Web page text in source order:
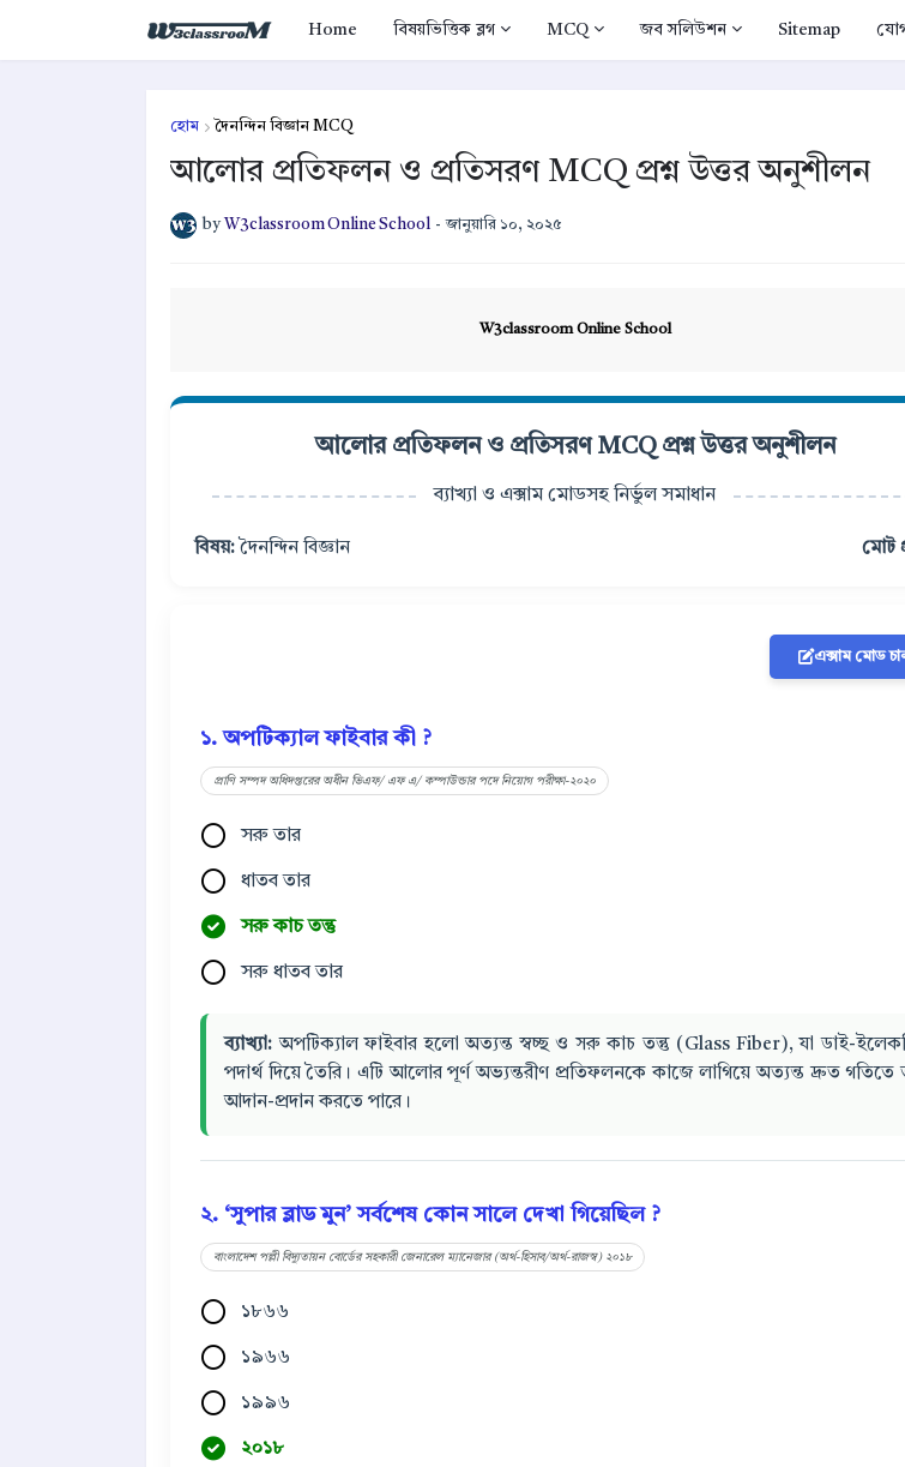
Home বিষয়ভিত্তিক ব্লগ MCQ জব সলিউশন Sitemap
হোম দৈনন্দিন বিজ্ঞান MCQ
আলোর প্রতিফলন ও প্রতিসরণ MCQ প্রশ্ন উত্তর অনুশীলন
by W3classroom Online School - জানুয়ারি ১০, ২০২৫
W3classroom Online School
আলোর প্রতিফলন ও প্রতিসরণ MCQ প্রশ্ন উত্তর অনুশীলন
ব্যাখ্যা ও এক্সাম মোডসহ নির্ভুল সমাধান
বিষয়: দৈনন্দিন বিজ্ঞান মোট
এক্সাম মোড
১. অপটিক্যাল ফাইবার কী ?
প্রাণি সম্পদ অধিদপ্তরের অধীন ভিএফ/ এফ এ/ কম্পাউন্ডার পদে নিয়োগ পরীক্ষা-২০২০
সরু তার
ধাতব তার
সরু কাচ তন্তু
সরু ধাতব তার
ব্যাখ্যা: অপটিক্যাল ফাইবার হলো অত্যন্ত স্বচ্ছ ও সরু কাচ তন্তু (Glass Fiber), যা ডাই-
পদার্থ দিয়ে তৈরি। এটি আলোর পূর্ণ অভ্যন্তরীণ প্রতিফলনকে কাজে লাগিয়ে অত্যন্ত দ্রুত গতিতে
আদান-প্রদান করতে পারে।
২. ‘সুপার ব্লাড মুন’ সর্বশেষ কোন সালে দেখা গিয়েছিল ?
বাংলাদেশ পল্লী বিদ্যুতায়ন বোর্ডের সহকারী জেনারেল ম্যানেজার (অর্থ-হিসাব/অর্থ-রাজস্ব) ২০১৮
১৮৬৬
১৯৬৬
১৯৯৬
২০১৮